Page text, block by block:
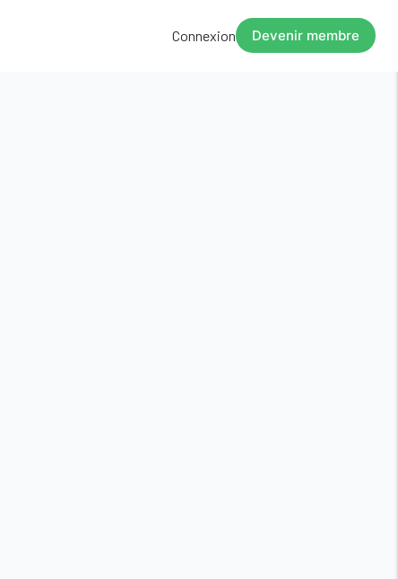
Connexion Devenir membre